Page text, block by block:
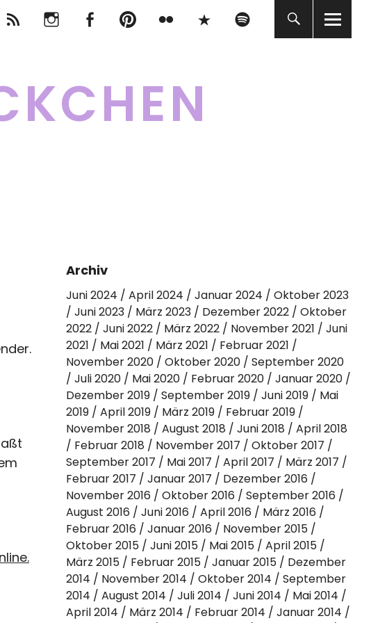
InstagramFacebookpinterest Spotify
Archiv
Juni 2024 April 2024 Januar 2024
Oktober 2023
Juni 2023
März 2023 Dezember 2022
Oktober
2022
Juni 2022 März 2022 November 2021
Juni
2021
Mai 2021 März 2021
Februar 2021
November 2020
Oktober 2020
September 2020
Juli 2020
Mai 2020 Februar 2020
Januar 2020
Dezember 2019
September 2019 Juni 2019
Mai
2019
April 2019 März 2019
Februar 2019
November 2018
August 2018 Juni 2018
April 2018
Februar 2018
November 2017
Oktober 2017
September 2017
Mai 2017 April 2017
März 2017
Februar 2017
Januar 2017
Dezember 2016
November 2016
Oktober 2016
September 2016
August 2016
Juni 2016 April 2016
März 2016
Februar 2016
Januar 2016
November 2015
Oktober 2015
Juni 2015 Mai 2015
April 2015
März 2015
Februar 2015 Januar 2015
Dezember
2014
November 2014 Oktober 2014
September
2014
August 2014 Juli 2014 Juni 2014
Mai 2014
April 2014
März 2014 Februar 2014
Januar 2014